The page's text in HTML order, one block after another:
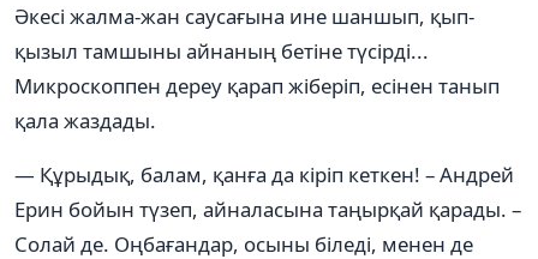
Әкесі жалма-жан саусағына ине шаншып, қып-
қызыл тамшыны айнаның бетіне түсірді...
Микроскоппен дереу қарап жіберіп, есінен танып
қала жаздады.
— Құрыдық, балам, қанға да кіріп кеткен! – Андрей
Ерин бойын түзеп, айналасына таңырқай қарады. –
Солай де. Оңбағандар, осыны біледі, менен де